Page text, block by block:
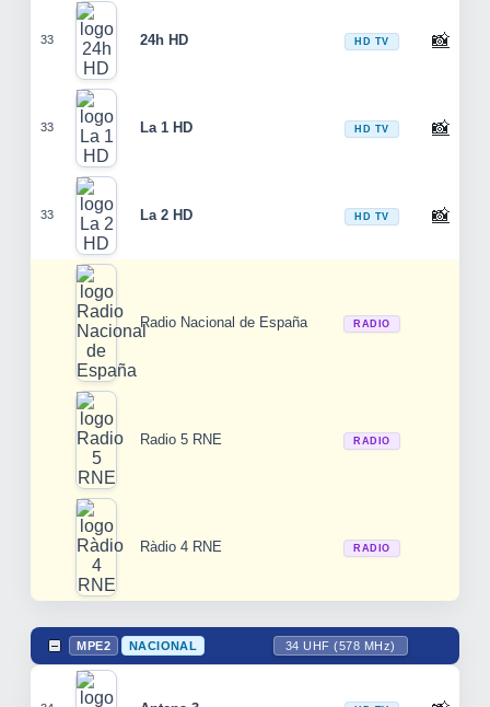
33 24h HD HD TV 📸
33 La 1 HD HD TV 📸
33 La 2 HD HD TV 📸
Radio Nacional de España RADIO
Radio 5 RNE RADIO
Ràdio 4 RNE RADIO
MPE2 NACIONAL 34 UHF (578 MHz)